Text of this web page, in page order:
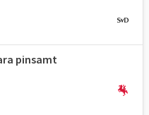
pinsamt